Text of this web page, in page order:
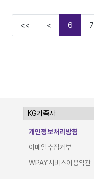
<< < 6 7
개인정보처리방침
이메일수집거부
WPAY서비스이용약관